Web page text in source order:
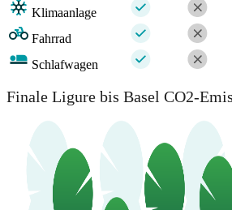
Klimaanlage
Fahrrad
Schlafwagen
Finale Ligure bis Basel CO2-